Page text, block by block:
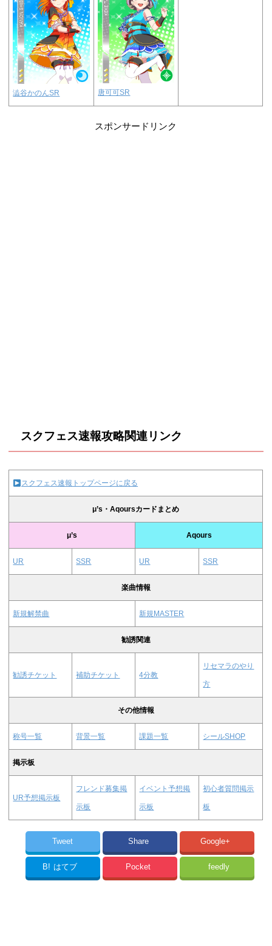
澁谷かのんSR 唐可可SR
スポンサードリンク
スクフェス速報攻略関連リンク
スクフェス速報トップページに戻る
μ’s・Aqoursカードまとめ
μ’s Aqours
UR SSR UR SSR
楽曲情報
新規解禁曲 新規MASTER
勧誘関連
勧誘チケット 補助チケット 4分教
リセマラのやり
方
その他情報
称号一覧 背景一覧 課題一覧 シールSHOP
掲示板
UR予想掲示板
フレンド募集掲
示板
イベント予想掲
示板
初心者質問掲示
板
Tweet Share Google+
B! はてブ Pocket feedly